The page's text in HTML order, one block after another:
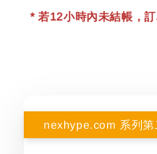
* 若12小時內未結帳，訂
nexhype.com 系列第